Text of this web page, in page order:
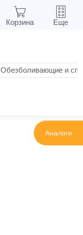
Обезболивающие и
Аналоги
Корзина Еще